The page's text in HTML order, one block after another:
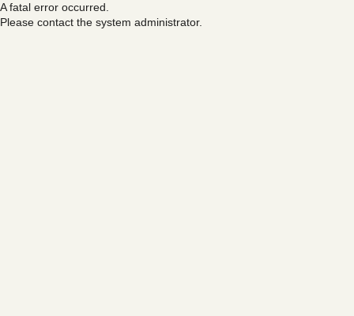
A fatal error occurred.
Please contact the system administrator.